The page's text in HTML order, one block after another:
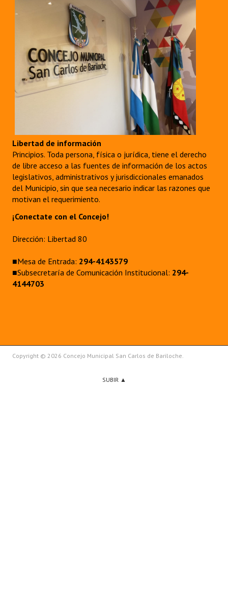
Libertad de información
Principios. Toda persona, física o jurídica, tiene el derecho
de libre acceso a las fuentes de información de los actos
legislativos, administrativos y jurisdiccionales emanados
del Municipio, sin que sea necesario indicar las razones que
motivan el requerimiento.
¡Conectate con el Concejo!
Dirección: Libertad 80
■Mesa de Entrada: 294-4143579
■Subsecretaría de Comunicación Institucional: 294-
4144703
Copyright © 2026 Concejo Municipal San Carlos de Bariloche.
SUBIR ▲